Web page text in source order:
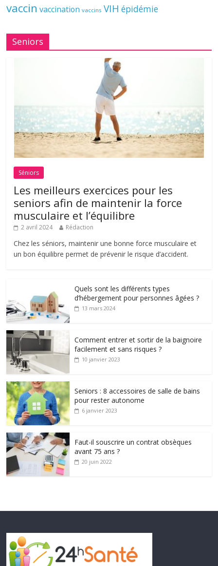
vaccin vaccination vaccins VIH épidémie
Seniors
Séniors
Les meilleurs exercices pour les
seniors afin de maintenir la force
musculaire et l’équilibre
2 avril 2024 Rédaction
Chez les séniors, maintenir une bonne force musculaire et
un bon équilibre permet de prévenir le risque d’accident.
Quels sont les différents types
d’hébergement pour personnes âgées ?
13 mars 2024
Comment entrer et sortir de la baignoire
facilement et sans risques ?
10 janvier 2023
Seniors : 8 accessoires de salle de bains
pour rester autonome
6 janvier 2023
Faut-il souscrire un contrat obsèques
avant 75 ans ?
20 juin 2022